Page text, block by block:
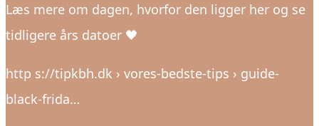
Læs mere om dagen, hvorfor den ligger her og se
tidligere års datoer 🖤
http s://tipkbh.dk › vores-bedste-tips › guide-
black-frida…